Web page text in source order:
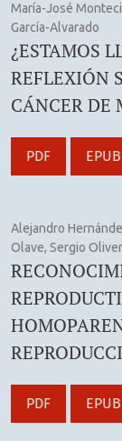
María-José
García-Alvarado
¿ESTAMOS
REFLEXIÓN
CÁNCER DE
PDF EPUB
Alejandro
Olave, Sergio
PDF EPUB